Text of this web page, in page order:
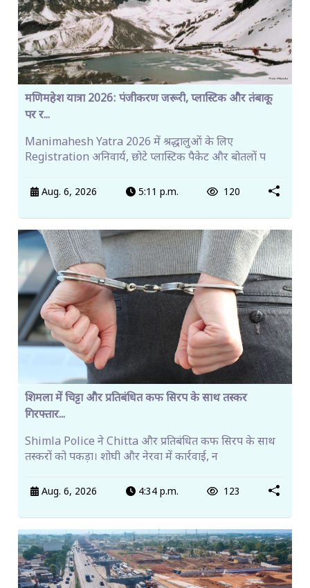
मणिमहेश यात्रा 2026: पंजीकरण जरूरी, प्लास्टिक और तंबाकू
पर र...
Manimahesh Yatra 2026 में श्रद्धालुओं के लिए
Registration अनिवार्य, छोटे प्लास्टिक पैकेट और बोतलों प
Aug. 6, 2026 5:11 p.m. 120
शिमला में चिट्टा और प्रतिबंधित कफ सिरप के साथ तस्कर
गिरफ्तार...
Shimla Police ने Chitta और प्रतिबंधित कफ सिरप के साथ
तस्करों को पकड़ा। शोघी और नेरवा में कार्रवाई, न
Aug. 6, 2026 4:34 p.m. 123